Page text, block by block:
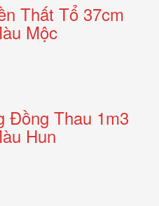
Thất Tổ 37cm
Mộc
Đồng Thau 1m3
Hun